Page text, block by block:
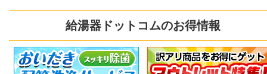
給湯器ドットコムのお得情報